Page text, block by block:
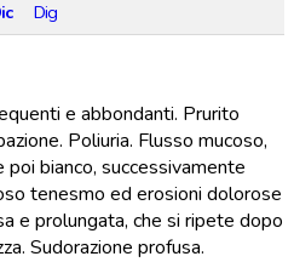
Dig
e abbondanti. Prurito
Poliuria. Flusso mucoso,
bianco, successivamente
tenesmo ed erosioni dolorose
e prolungata, che si ripete dopo
Sudorazione profusa.